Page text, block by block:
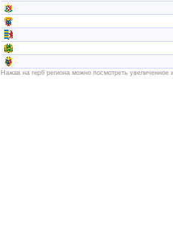
Нажав на герб региона можно посмотреть увеличенное